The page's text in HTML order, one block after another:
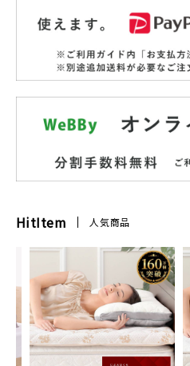
HitItem 人気商品